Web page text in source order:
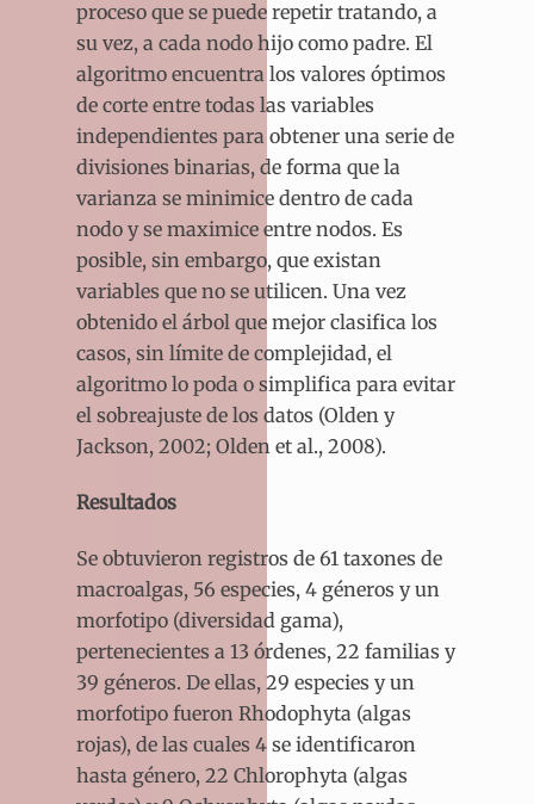
proceso que se puede repetir tratando, a
su vez, a cada nodo hijo como padre. El
algoritmo encuentra los valores óptimos
de corte entre todas las variables
independientes para obtener una serie de
divisiones binarias, de forma que la
varianza se minimice dentro de cada
nodo y se maximice entre nodos. Es
posible, sin embargo, que existan
variables que no se utilicen. Una vez
obtenido el árbol que mejor clasifica los
casos, sin límite de complejidad, el
algoritmo lo poda o simplifica para evitar
el sobreajuste de los datos (Olden y
Jackson, 2002; Olden et al., 2008).
Resultados
Se obtuvieron registros de 61 taxones de
macroalgas, 56 especies, 4 géneros y un
morfotipo (diversidad gama),
pertenecientes a 13 órdenes, 22 familias y
39 géneros. De ellas, 29 especies y un
morfotipo fueron Rhodophyta (algas
rojas), de las cuales 4 se identificaron
hasta género, 22 Chlorophyta (algas